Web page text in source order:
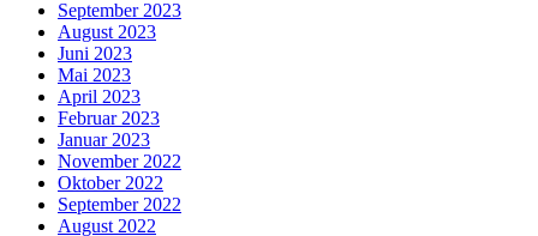
September 2023
August 2023
Juni 2023
Mai 2023
April 2023
Februar 2023
Januar 2023
November 2022
Oktober 2022
September 2022
August 2022